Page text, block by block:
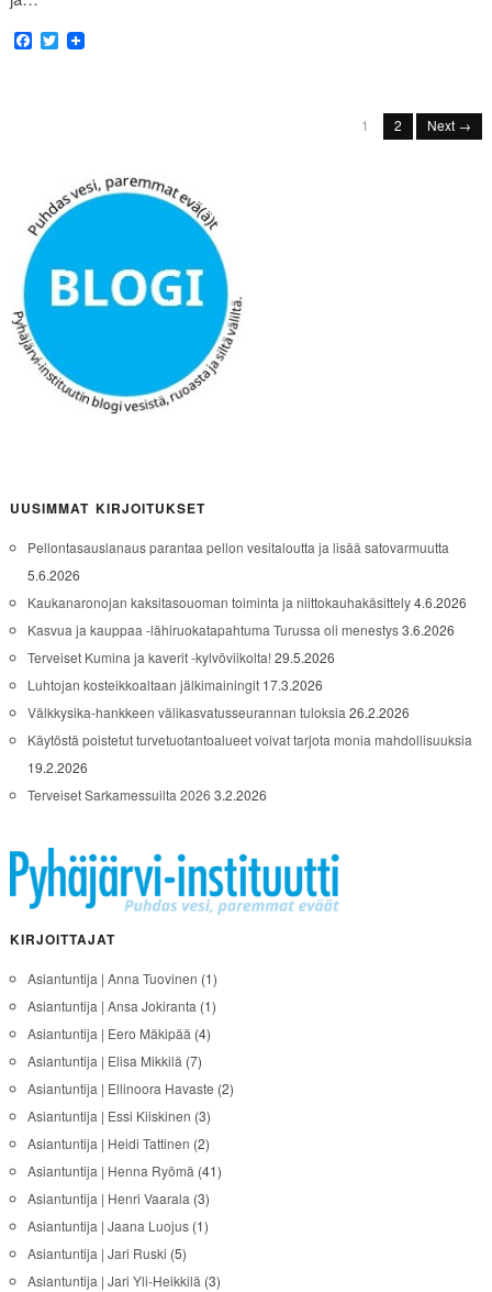
Facebook
Twitter
1 2 Next →
UUSIMMAT KIRJOITUKSET
Pellontasauslanaus parantaa pellon vesitaloutta ja lisää satovarmuutta
5.6.2026
Kaukanaronojan kaksitasouoman toiminta ja niittokauhakäsittely4.6.2026
Kasvua ja kauppaa -lähiruokatapahtuma Turussa oli menestys3.6.2026
Terveiset Kumina ja kaverit -kylvöviikolta!29.5.2026
Luhtojan kosteikkoaltaan jälkimainingit 17.3.2026
Välkkysika-hankkeen välikasvatusseurannan tuloksia 26.2.2026
Käytöstä poistetut turvetuotantoalueet voivat tarjota monia mahdollisuuksia
19.2.2026
Terveiset Sarkamessuilta 2026 3.2.2026
KIRJOITTAJAT
Asiantuntija | Anna Tuovinen (1)
Asiantuntija | Ansa Jokiranta (1)
Asiantuntija | Eero Mäkipää (4)
Asiantuntija | Elisa Mikkilä (7)
Asiantuntija | Ellinoora Havaste (2)
Asiantuntija | Essi Kiiskinen (3)
Asiantuntija | Heidi Tattinen (2)
Asiantuntija | Henna Ryömä (41)
Asiantuntija | Henri Vaarala (3)
Asiantuntija | Jaana Luojus(1)
Asiantuntija | Jari Ruski (5)
Asiantuntija | Jari Yli-Heikkilä (3)